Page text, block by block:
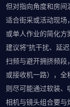
但对指向角度和房间
适合街采或活动现场
或单人作业的简化方
建议将“抗干扰、延
扫频与避开拥挤频段
或接收机一路），全
则尽可能通过软装、
相机与镜头组合要与